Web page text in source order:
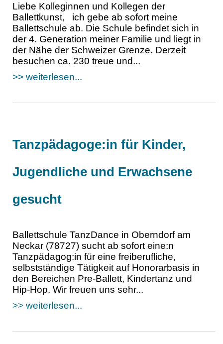
Liebe Kolleginnen und Kollegen der
Ballettkunst, ich gebe ab sofort meine
Ballettschule ab. Die Schule befindet sich in
der 4. Generation meiner Familie und liegt in
der Nähe der Schweizer Grenze. Derzeit
besuchen ca. 230 treue und...
>> weiterlesen...
Tanzpädagoge:in für Kinder,
Jugendliche und Erwachsene
gesucht
Ballettschule TanzDance in Oberndorf am
Neckar (78727) sucht ab sofort eine:n
Tanzpädagog:in für eine freiberufliche,
selbstständige Tätigkeit auf Honorarbasis in
den Bereichen Pre-Ballett, Kindertanz und
Hip-Hop. Wir freuen uns sehr...
>> weiterlesen...